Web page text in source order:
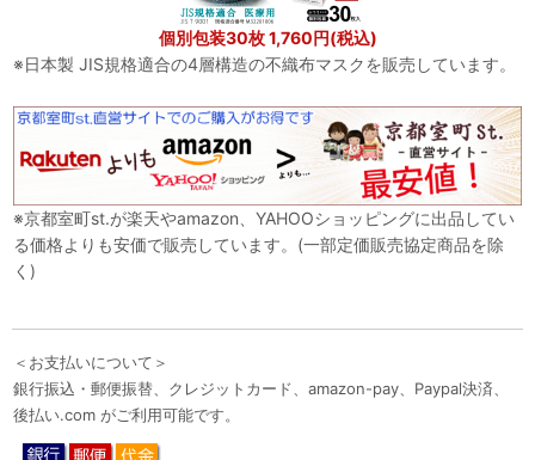
個別包装30枚 1,760円(税込)
※日本製 JIS規格適合の4層構造の不織布マスクを販売しています。
※京都室町st.が楽天やamazon、YAHOOショッピングに出品してい
る価格よりも安価で販売しています。(一部定価販売協定商品を除
く)
＜お支払いについて＞
銀行振込・郵便振替、クレジットカード、amazon-pay、Paypal決済、
後払い.com がご利用可能です。